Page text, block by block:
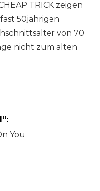
TRICK zeigen
50jährigen
von 70
nicht zum alten
You